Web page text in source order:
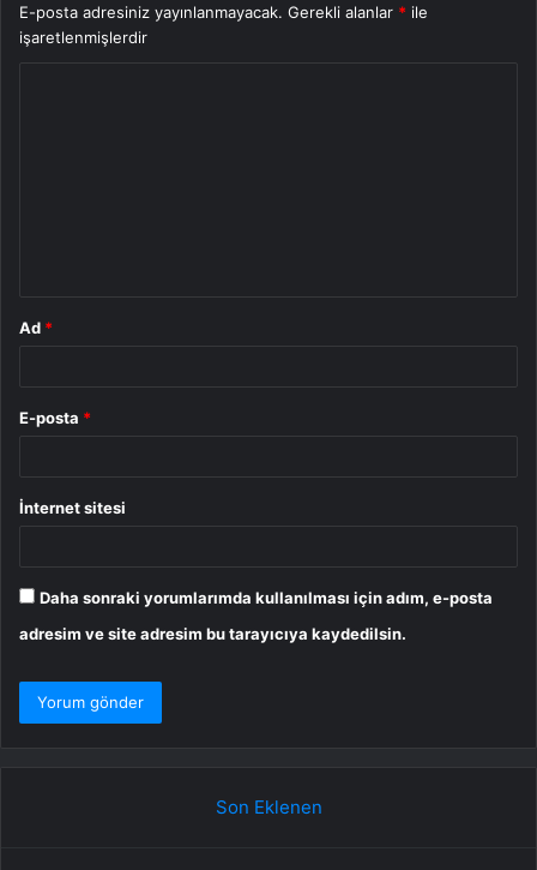
E-posta adresiniz yayınlanmayacak. Gerekli alanlar * ile
işaretlenmişlerdir
Ad *
E-posta *
İnternet sitesi
Daha sonraki yorumlarımda kullanılması için adım, e-posta
adresim ve site adresim bu tarayıcıya kaydedilsin.
Son Eklenen